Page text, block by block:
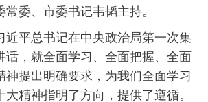
委、市委书记韦韬主持。
平总书记在中央政治局第一次集
话，就全面学习、全面把握、全面
神提出明确要求，为我们全面学习
精神指明了方向，提供了遵循。